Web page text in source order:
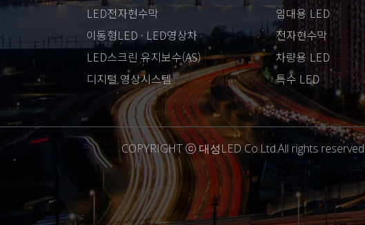
LED전자현수막
이동형LED · LED영상차
LED스크린 유지보수(AS)
디지털 영상시스템
임대용 LED
전자현수막
차량용 LED
특수 LED
COPYRIGHT ⓒ 대성LED Co.Ltd.All rights reserved